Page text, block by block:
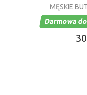
MĘSKIE
Darmowa